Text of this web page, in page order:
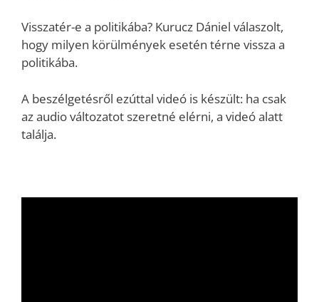
Visszatér-e a politikába? Kurucz Dániel válaszolt,
hogy milyen körülmények esetén térne vissza a
politikába.
A beszélgetésről ezúttal videó is készült: ha csak
az audio változatot szeretné elérni, a videó alatt
találja.